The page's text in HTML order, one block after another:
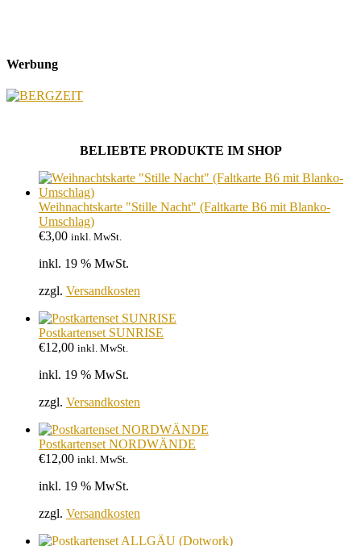
Werbung
BELIEBTE PRODUKTE IM SHOP
Weihnachtskarte "Stille Nacht" (Faltkarte B6 mit Blanko-
Umschlag)
€3,00 inkl. MwSt.
inkl. 19 % MwSt.
zzgl. Versandkosten
Postkartenset SUNRISE
€12,00 inkl. MwSt.
inkl. 19 % MwSt.
zzgl. Versandkosten
Postkartenset NORDWÄNDE
€12,00 inkl. MwSt.
inkl. 19 % MwSt.
zzgl. Versandkosten